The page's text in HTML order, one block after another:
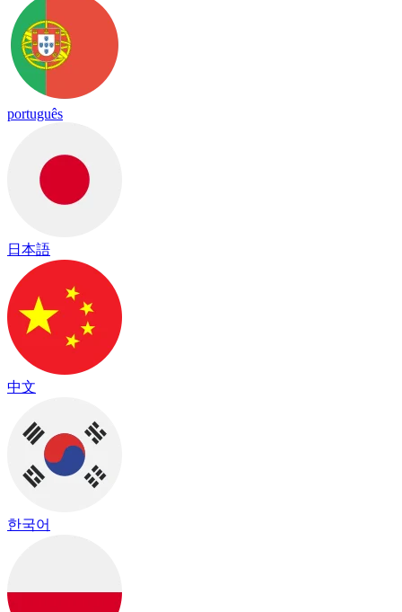
português
日本語
中文
한국어